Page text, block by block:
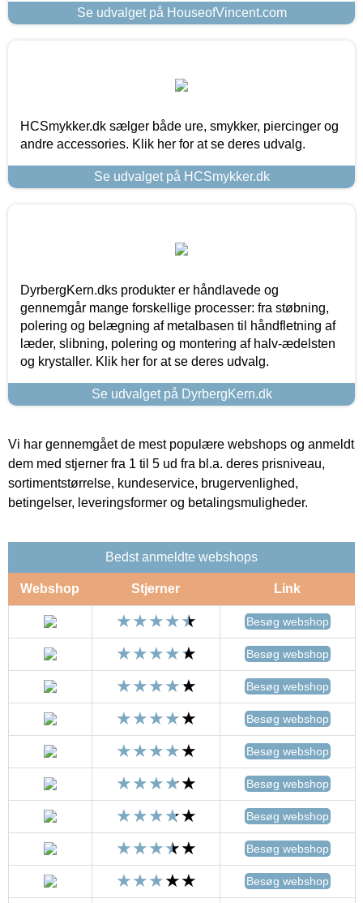
Se udvalget på HouseofVincent.com
HCSmykker.dk sælger både ure, smykker, piercinger og
andre accessories. Klik her for at se deres udvalg.
Se udvalget på HCSmykker.dk
DyrbergKern.dks produkter er håndlavede og
gennemgår mange forskellige processer: fra støbning,
polering og belægning af metalbasen til håndfletning af
læder, slibning, polering og montering af halv-ædelsten
og krystaller. Klik her for at se deres udvalg.
Se udvalget på DyrbergKern.dk
Vi har gennemgået de mest populære webshops og anmeldt
dem med stjerner fra 1 til 5 ud fra bl.a. deres prisniveau,
sortimentstørrelse, kundeservice, brugervenlighed,
betingelser, leveringsformer og betalingsmuligheder.
Bedst anmeldte webshops
Webshop Stjerner Link
Besøg webshop
Besøg webshop
Besøg webshop
Besøg webshop
Besøg webshop
Besøg webshop
Besøg webshop
Besøg webshop
Besøg webshop